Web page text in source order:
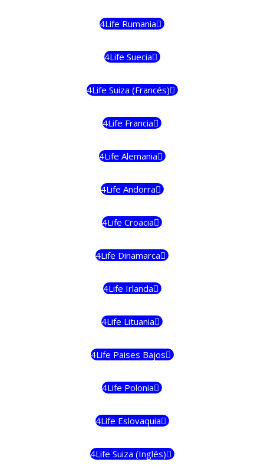
4Life Rumania
4Life Suecia
4Life Suiza (Francés)
4Life Francia
4Life Alemania
4Life Andorra
4Life Croacia
4Life Dinamarca
4Life Irlanda
4Life Lituania
4Life Paises Bajos
4Life Polonia
4Life Eslovaquia
4Life Suiza (Inglés)